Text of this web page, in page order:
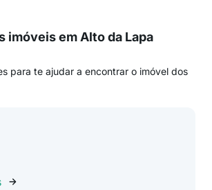
imóveis em Alto da Lapa
para te ajudar a encontrar o imóvel dos